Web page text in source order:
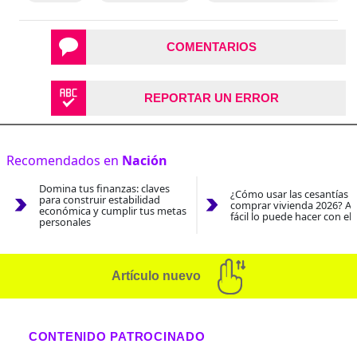
COMENTARIOS
REPORTAR UN ERROR
Recomendados en Nación
Domina tus finanzas: claves
para construir estabilidad
económica y cumplir tus metas
personales
¿Cómo usar las cesantías
comprar vivienda 2026?
fácil lo puede hacer con el
Artículo nuevo
CONTENIDO PATROCINADO